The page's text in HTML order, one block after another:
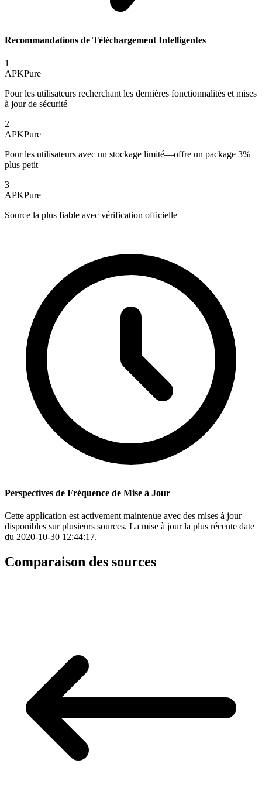
Recommandations de Téléchargement Intelligentes
1
APKPure
Pour les utilisateurs recherchant les dernières fonctionnalités et mises
à jour de sécurité
2
APKPure
Pour les utilisateurs avec un stockage limité—offre un package 3%
plus petit
3
APKPure
Source la plus fiable avec vérification officielle
Perspectives de Fréquence de Mise à Jour
Cette application est activement maintenue avec des mises à jour
disponibles sur plusieurs sources. La mise à jour la plus récente date
du 2020-10-30 12:44:17.
Comparaison des sources